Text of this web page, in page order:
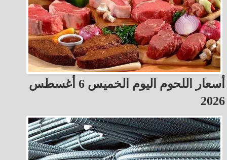
أسعار اللحوم اليوم الخميس 6 أغسطس
2026